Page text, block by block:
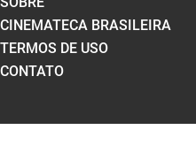
CINEMATECA BRASILEIRA
TERMOS DE USO
CONTATO